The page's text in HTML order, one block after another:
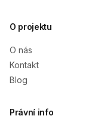
O projektu
O nás
Kontakt
Blog
Právní info